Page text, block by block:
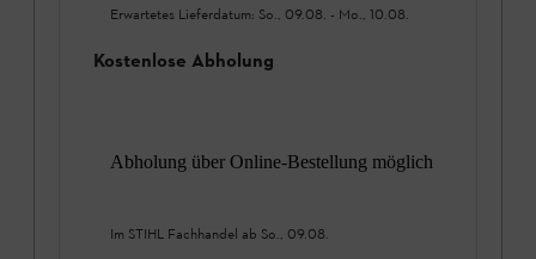
Erwartetes Lieferdatum: So., 09.08. - Mo., 10.08.
Kostenlose Abholung
Abholung über Online-Bestellung möglich
Im STIHL Fachhandel ab So., 09.08.